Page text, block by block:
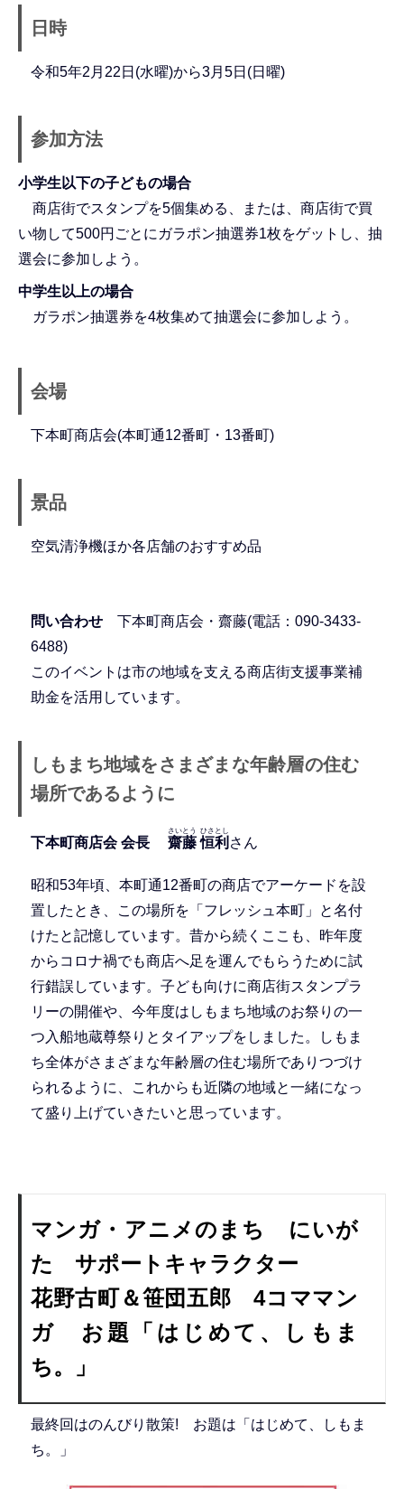
日時
令和5年2月22日(水曜)から3月5日(日曜)
参加方法
小学生以下の子どもの場合
商店街でスタンプを5個集める、または、商店街で買
い物して500円ごとにガラポン抽選券1枚をゲットし、抽
選会に参加しよう。
中学生以上の場合
ガラポン抽選券を4枚集めて抽選会に参加しよう。
会場
下本町商店会(本町通12番町・13番町)
景品
空気清浄機ほか各店舗のおすすめ品
問い合わせ 下本町商店会・齋藤(電話：090-3433-
6488)
このイベントは市の地域を支える商店街支援事業補
助金を活用しています。
しもまち地域をさまざまな年齢層の住む
場所であるように
下本町商店会 会長 齋藤
さいとう
恒利
ひさとし
さん
昭和53年頃、本町通12番町の商店でアーケードを設
置したとき、この場所を「フレッシュ本町」と名付
けたと記憶しています。昔から続くここも、昨年度
からコロナ禍でも商店へ足を運んでもらうために試
行錯誤しています。子ども向けに商店街スタンプラ
リーの開催や、今年度はしもまち地域のお祭りの一
つ入船地蔵尊祭りとタイアップをしました。しもま
ち全体がさまざまな年齢層の住む場所でありつづけ
られるように、これからも近隣の地域と一緒になっ
て盛り上げていきたいと思っています。
マンガ・アニメのまち にいが
た サポートキャラクター
花野古町＆笹団五郎 4コママン
ガ お題「はじめて、しもま
ち。」
最終回はのんびり散策! お題は「はじめて、しもま
ち。」